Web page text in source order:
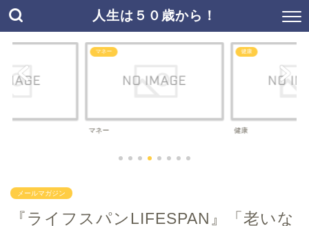
人生は５０歳から！
マネー
マネー
健康
健康
メールマガジン
『ライフスパンLIFESPAN』「老いな